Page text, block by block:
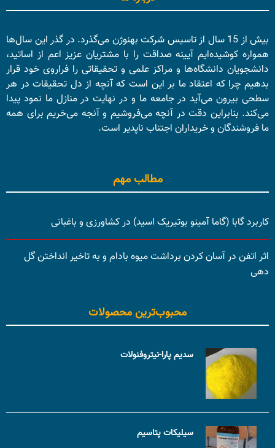
بیش از 15 سال از تاسیس شرکت بهنوژن می‌گذرد. در گذر این سال‌ها
همواره کوشیده‌ایم آیینه صداقت را با مشتریان عزیز اعم از اساتید،
دانشجویان دانشگاه‌ها و مراکز علمی و تحقیقاتی را فراروی خود قرار
بدهیم چرا که اعتقاد ما بر این است که آنچه از دل تحقیقات در هر
سطحی بیرون می‌آید در جامعه ما و در نهایت در منازل ما نمود پیدا
می‌کند. بنابراین دقت در آنچه می‌فروشیم و آنجه می‌خریم برای همه
ما فروشندگان و خریداران اجتناب ناپدیر است.
مطالب مهم
کاربرد گابا (گاما آمینو بوتیریک اسید) در کشاورزی و باغبانی
اثر اتفن در آسان کردن برداشت میوه بادام و به تاخیر انداختن گل
دهی
محبوب‌ترین محصولات
سدیم پارا-نیتروفنولات
سیلیکات پتاسیم